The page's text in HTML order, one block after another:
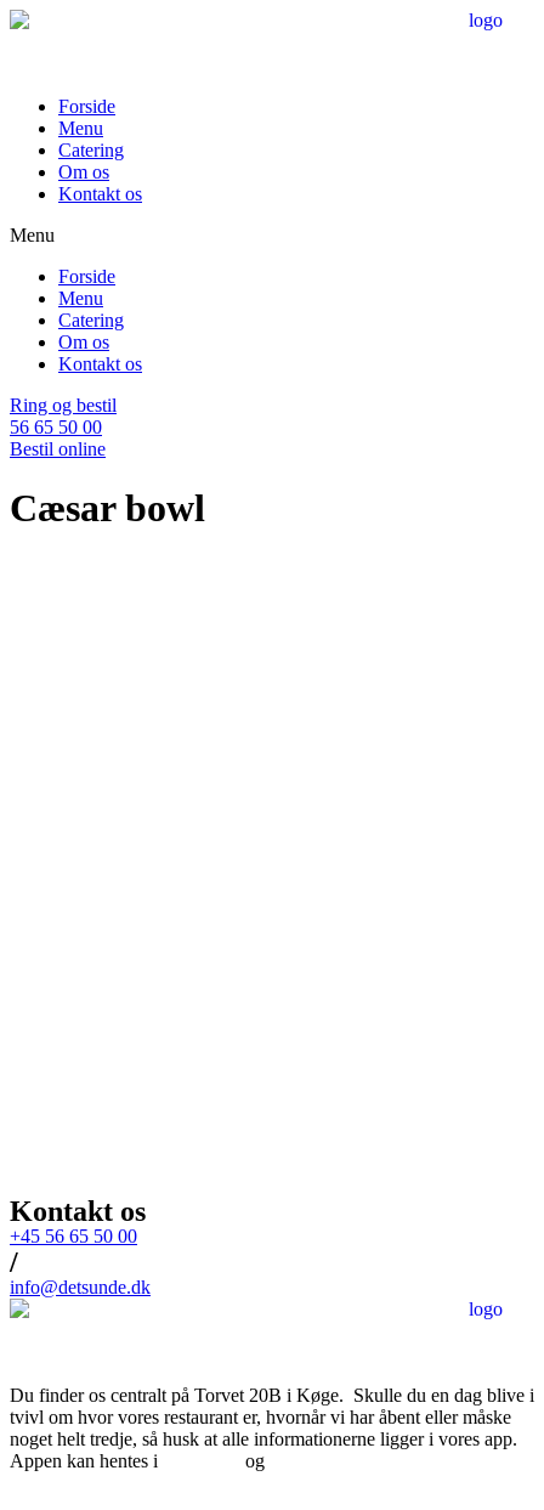
Videre
Forside
Menu
Catering
Om os
Kontakt os
Menu
Forside
Menu
Catering
Om os
Kontakt os
Ring og bestil
56 65 50 00
Bestil online
Cæsar bowl
Kontakt os
+45 56 65 50 00
/
info@detsunde.dk
Du finder os centralt på Torvet 20B i Køge. Skulle du en dag blive i
tvivl om hvor vores restaurant er, hvornår vi har åbent eller måske
noget helt tredje, så husk at alle informationerne ligger i vores app.
Appen kan hentes i
og